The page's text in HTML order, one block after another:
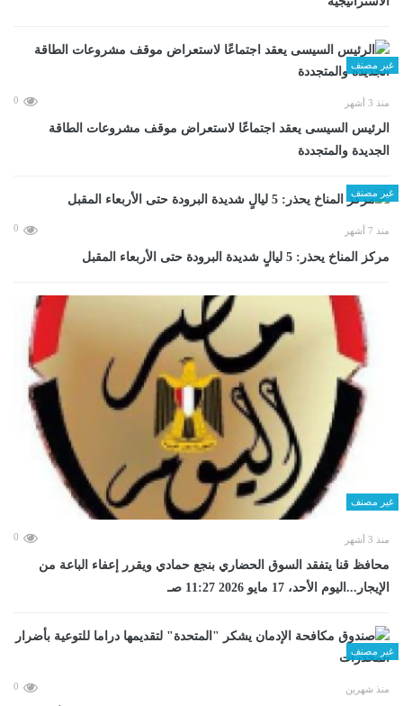
غير مصنف
منذ 3 أشهر 0
الرئيس السيسى يعقد اجتماعًا لاستعراض موقف مشروعات الطاقة
الجديدة والمتجددة
غير مصنف
منذ 7 أشهر 0
مركز المناخ يحذر: 5 ليالٍ شديدة البرودة حتى الأربعاء المقبل
غير مصنف
منذ 3 أشهر 0
محافظ قنا يتفقد السوق الحضاري بنجع حمادي ويقرر إعفاء الباعة من
الإيجار...اليوم الأحد، 17 مايو 2026 11:27 صـ
غير مصنف
منذ شهرين 0